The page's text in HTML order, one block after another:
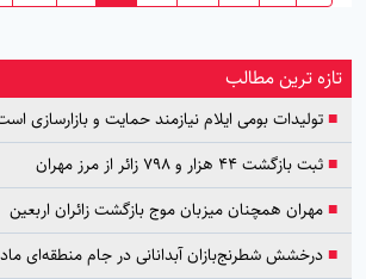
تازه ترین مطالب
■تولیدات بومی ایلام نیازمند حمایت و بازارسازی
■ثبت بازگشت ۴۴ هزار و ۷۹۸ زائر از مرز مهران
■مهران همچنان میزبان موج بازگشت زائران اربعین
■درخشش شطرنج‌بازان آبدانانی در جام منطقه‌ای